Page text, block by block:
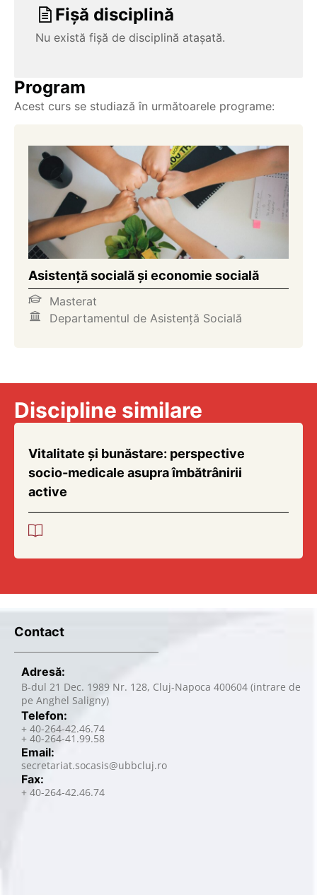
Fișă disciplină
Nu există fișă de disciplină atașată.
Program
Acest curs se studiază în următoarele programe:
Asistenţă socială şi economie socială
Masterat
Departamentul de Asistență Socială
Discipline similare
Vitalitate și bunăstare: perspective
socio-medicale asupra îmbătrânirii
active
Contact
Adresă:
B-dul 21 Dec. 1989 Nr. 128, Cluj-Napoca 400604 (intrare de
pe Anghel Saligny)
Telefon:
+ 40-264-42.46.74
+ 40-264-41.99.58
Email:
secretariat.socasis@ubbcluj.ro
Fax:
+ 40-264-42.46.74